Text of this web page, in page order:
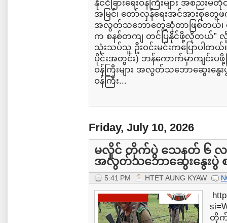
နိုင်ငံခြားရေးဝန်ကြီးများ အစည်း
အမြင်၊ တော်လှန်ရေးအင်အားစုတွ
အလွတ်သဘောတွေ့ဆုံတာဖြစ်တယ်၊
က စနစ်တကျ တင်ပြနိုင်ဖို့လိုတယ်”
သုံးသပ်သူ ဦးဝင်းမင်းကပြောပါတ
ပိုင်းအတွင်း) ဘန်ကောက်မှာကျင်းပဖို့
ဝန်ကြီးများ အလွတ်သဘောဆွေးနွေး
ဝန်ကြီး...
Friday, July 10, 2026
မလှိုင် တိုက်ပွဲ သေနတ် ၆
အလွတ်သဘောဆွေးနွေးပွဲ
5:41 PM HTET AUNG KYAW
တိုက်